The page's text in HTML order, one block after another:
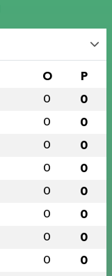
O P
0 0
0 0
0 0
0 0
0 0
0 0
0 0
0 0